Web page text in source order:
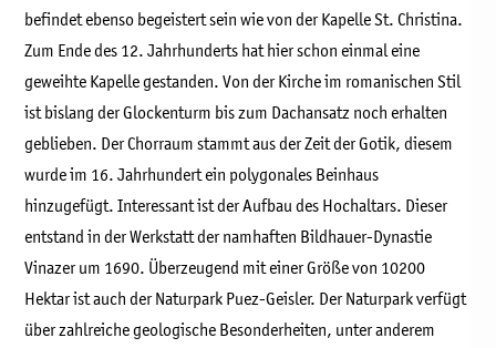
befindet ebenso begeistert sein wie von der Kapelle St. Christina.
Zum Ende des 12. Jahrhunderts hat hier schon einmal eine
geweihte Kapelle gestanden. Von der Kirche im romanischen Stil
ist bislang der Glockenturm bis zum Dachansatz noch erhalten
geblieben. Der Chorraum stammt aus der Zeit der Gotik, diesem
wurde im 16. Jahrhundert ein polygonales Beinhaus
hinzugefügt. Interessant ist der Aufbau des Hochaltars. Dieser
entstand in der Werkstatt der namhaften Bildhauer-Dynastie
Vinazer um 1690. Überzeugend mit einer Größe von 10200
Hektar ist auch der Naturpark Puez-Geisler. Der Naturpark verfügt
über zahlreiche geologische Besonderheiten, unter anderem